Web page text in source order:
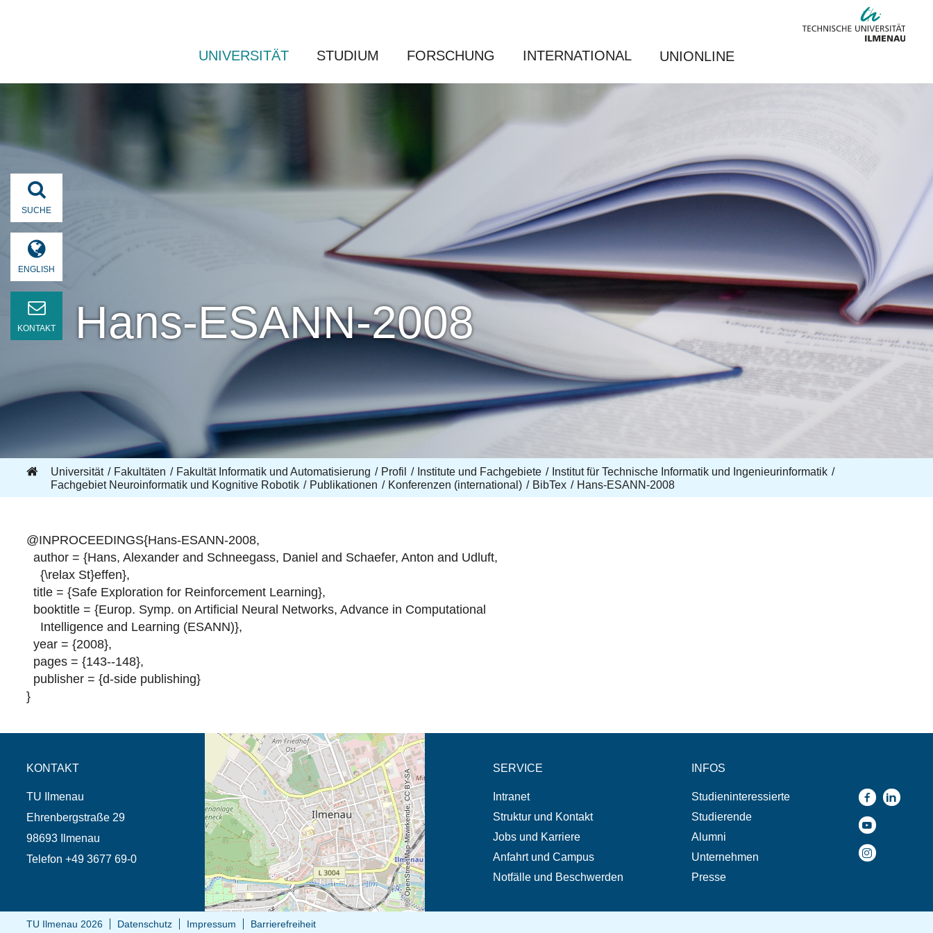
UNIVERSITÄT STUDIUM FORSCHUNG INTERNATIONAL UNIONLINE
SUCHE
ENGLISH
KONTAKT Hans-ESANN-2008
Universität Fakultäten Fakultät Informatik und Automatisierung Profil Institute und Fachgebiete
Institut für Technische Informatik und Ingenieurinformatik
Fachgebiet Neuroinformatik und Kognitive Robotik
Publikationen Konferenzen (international) BibTex Hans-ESANN-2008
@INPROCEEDINGS{Hans-ESANN-2008,
author = {Hans, Alexander and Schneegass, Daniel and Schaefer, Anton and Udluft,
{\relax St}effen},
title = {Safe Exploration for Reinforcement Learning},
booktitle = {Europ. Symp. on Artificial Neural Networks, Advance in Computational
Intelligence and Learning (ESANN)},
year = {2008},
pages = {143--148},
publisher = {d-side publishing}
}
KONTAKT
TU Ilmenau
Ehrenbergstraße 29
98693 Ilmenau
Telefon +49 3677 69-0
Öffnet die Anfahrtsbeschreibung in neuem
Tab (Karte)
© OpenStreetMap-Mitwirkende, CC BY-SA SERVICE
Intranet
Struktur und Kontakt
Jobs und Karriere
Anfahrt und Campus
Notfälle und Beschwerden
INFOS
Studieninteressierte
Studierende
Alumni
Unternehmen
Presse
TU Ilmenau 2026 Datenschutz Impressum Barrierefreiheit